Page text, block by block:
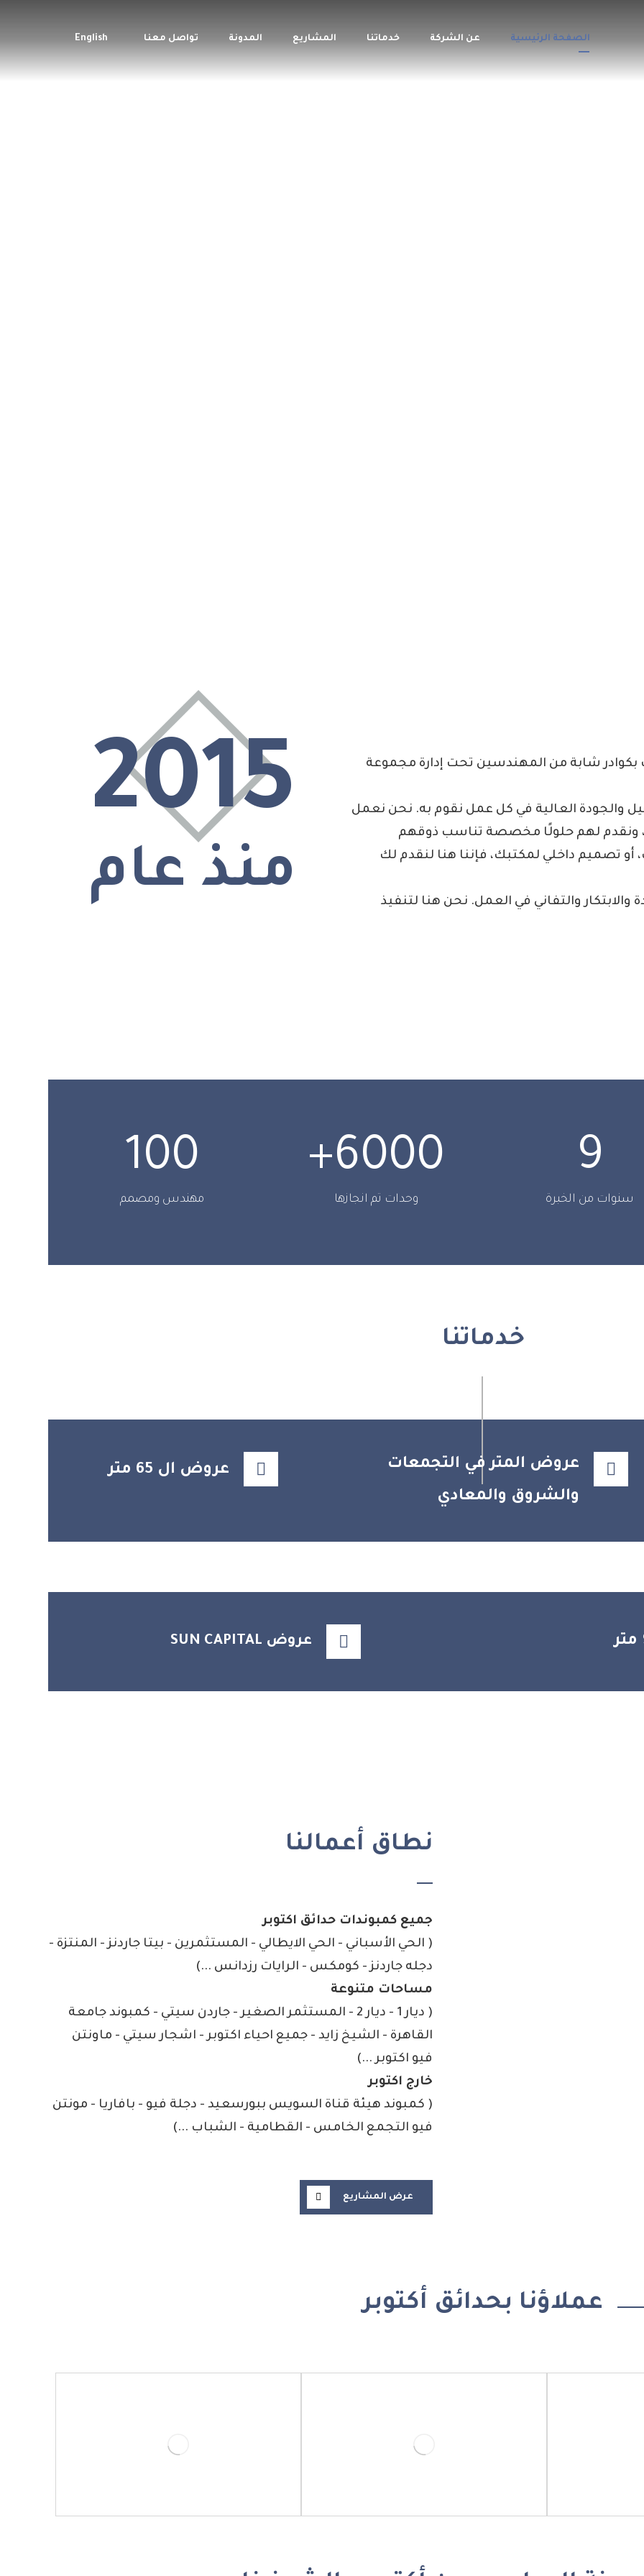
الصفحة الرئيسية عن الشركة خدماتنا المشاريع المدونة تواصل معنا English
شابة من المهندسين تحت إدارة مجموعة
والجودة العالية في كل عمل نقوم به. نحن نعمل
ونقدم لهم حلولًا مخصصة تناسب ذوقهم
تصميم داخلي لمكتبك، فإننا هنا لنقدم لك
والتفاني في العمل. نحن هنا لتنفيذ
2015
منذ عام
9
سنوات من الخبرة
6000
+
وحدات تم انجازها
100
مهندس ومصمم
خدماتنا
عروض المتر في التجمعات
والشروق والمعادي
عروض ال 65 متر
عروض SUN CAPITAL
نطاق أعمالنا
جميع كمبوندات حدائق اكتوبر
( الحي الأسباني - الحي الايطالي - المستثمرين - بيتا جاردنز - المنتزة -
دجله جاردنز - كومكس - الرايات رزدانس ...)
مساحات متنوعة
( ديار 1 - ديار 2 - المستثمر الصغير - جاردن سيتي - كمبوند جامعة
القاهرة - الشيخ زايد - جميع احياء اكتوبر - اشجار سيتي - ماونتن
فيو اكتوبر ...)
خارج اكتوبر
( كمبوند هيئة قناة السويس ببورسعيد - دجلة فيو - بافاريا - مونتن
فيو التجمع الخامس - القطامية - الشباب ...)
عرض المشاريع
عملاؤنا بحدائق أكتوبر